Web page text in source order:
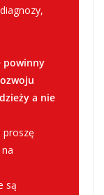
powinny
a nie
proszę
są